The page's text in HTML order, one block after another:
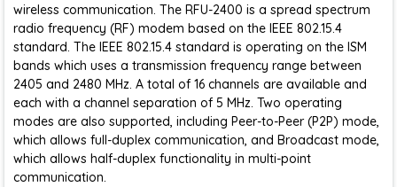
wireless communication. The RFU-2400 is a spread spectrum
radio frequency (RF) modem based on the IEEE 802.15.4
standard. The IEEE 802.15.4 standard is operating on the ISM
bands which uses a transmission frequency range between
2405 and 2480 MHz. A total of 16 channels are available and
each with a channel separation of 5 MHz. Two operating
modes are also supported, including Peer-to-Peer (P2P) mode,
which allows full-duplex communication, and Broadcast mode,
which allows half-duplex functionality in multi-point
communication.